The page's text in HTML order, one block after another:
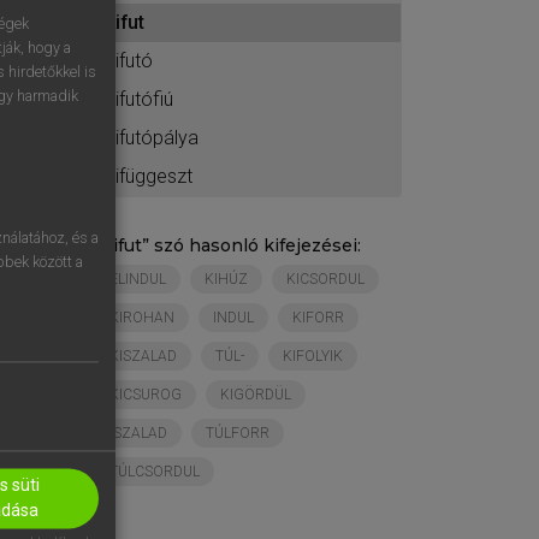
kifut
kifutó
kifutófiú
kifutópálya
kifüggeszt
„ kifut” szó hasonló kifejezései:
ELINDUL KIHÚZ KICSORDUL
KIROHAN INDUL KIFORR
KISZALAD TÚL- KIFOLYIK
KICSUROG KIGÖRDÜL
-SZALAD TÚLFORR
TÚLCSORDUL
hogy a
hirdetőkkel is
harmadik
és a
között a
süti